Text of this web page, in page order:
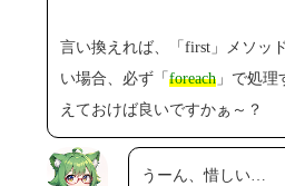
言い換えれば、「first」メソッ
い場合、必ず「foreach 」で処
えておけば良いですかぁ～？
うーん、惜しい…